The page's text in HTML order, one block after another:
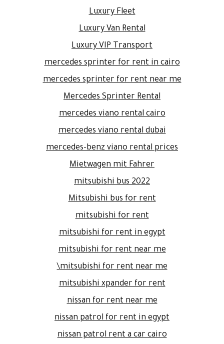
Luxury Fleet
Luxury Van Rental
Luxury VIP Transport
mercedes sprinter for rent in cairo
mercedes sprinter for rent near me
Mercedes Sprinter Rental
mercedes viano rental cairo
mercedes viano rental dubai
mercedes-benz viano rental prices
Mietwagen mit Fahrer
mitsubishi bus 2022
Mitsubishi bus for rent
mitsubishi for rent
mitsubishi for rent in egypt
mitsubishi for rent near me
mitsubishi for rent near me\
mitsubishi xpander for rent
nissan for rent near me
nissan patrol for rent in egypt
nissan patrol rent a car cairo